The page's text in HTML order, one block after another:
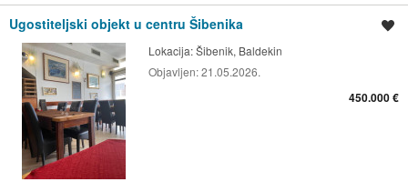
Ugostiteljski objekt u centru Šibenika
Lokacija:Šibenik, Baldekin
Objavljen:21.05.2026.
450.000 €